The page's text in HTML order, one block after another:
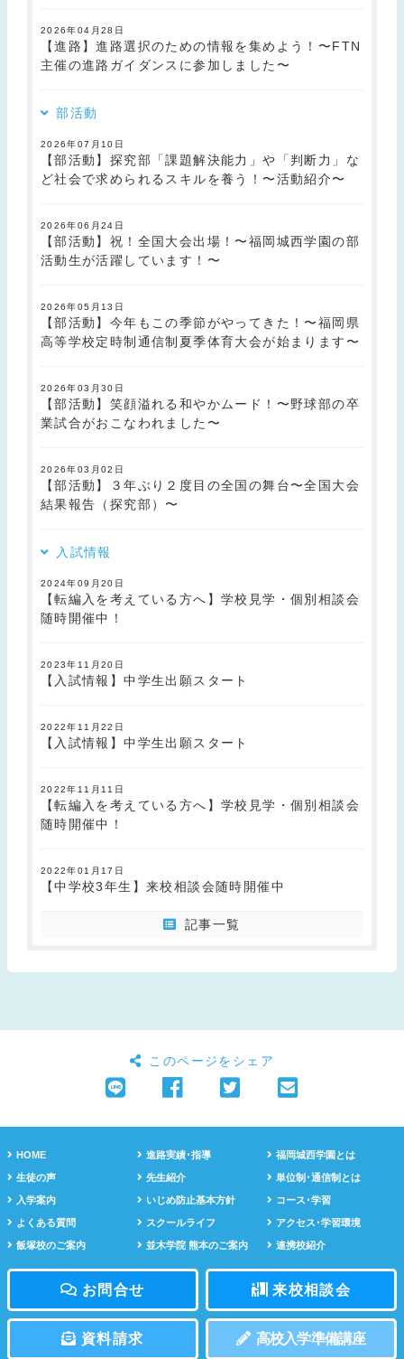
2026年04月28日
【進路】進路選択のための情報を集めよう！〜FTN
主催の進路ガイダンスに参加しました〜
部活動
2026年07月10日
【部活動】探究部「課題解決能力」や「判断力」な
ど社会で求められるスキルを養う！〜活動紹介〜
2026年06月24日
【部活動】祝！全国大会出場！〜福岡城西学園の部
活動生が活躍しています！〜
2026年05月13日
【部活動】今年もこの季節がやってきた！〜福岡県
高等学校定時制通信制夏季体育大会が始まります〜
2026年03月30日
【部活動】笑顔溢れる和やかムード！〜野球部の卒
業試合がおこなわれました〜
2026年03月02日
【部活動】３年ぶり２度目の全国の舞台〜全国大会
結果報告（探究部）〜
入試情報
2024年09月20日
【転編入を考えている方へ】学校見学・個別相談会
随時開催中！
2023年11月20日
【入試情報】中学生出願スタート
2022年11月22日
【入試情報】中学生出願スタート
2022年11月11日
【転編入を考えている方へ】学校見学・個別相談会
随時開催中！
2022年01月17日
【中学校3年生】来校相談会随時開催中
記事一覧
このページをシェア
HOME 進路実績･指導 福岡城西学園とは
生徒の声 先生紹介 単位制･通信制とは
入学案内 いじめ防止基本方針 コース･学習
よくある質問 スクールライフ アクセス･学習環境
飯塚校のご案内 並木学院 熊本のご案内 連携校紹介
お問合せ 来校相談会
資料請求 高校入学準備講座